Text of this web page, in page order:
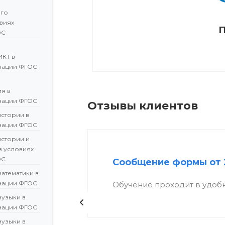
в
ФГОС
в
ФГОС
в
ФГОС
и
условиях
в
ФГОС
в
ФГОС
в
Отзывы клиентов
Сообщение формы от
Обучение проходит в